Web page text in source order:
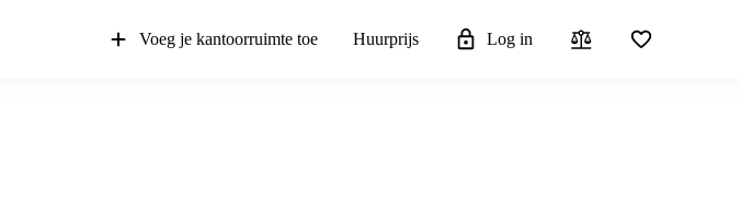
Voeg je kantoorruimte toe Huurprijs Log in